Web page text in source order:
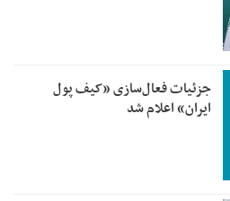
جزئیات فعال‌سازی «کیف پول
ایران» اعلام شد